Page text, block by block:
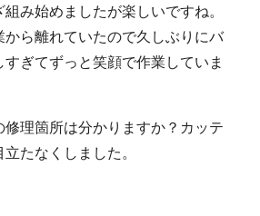
み始めましたが楽しいですね。
から離れていたので久しぶりにバ
ぎてずっと笑顔で作業していま
修理箇所は分かりますか？カッテ
たなくしました。